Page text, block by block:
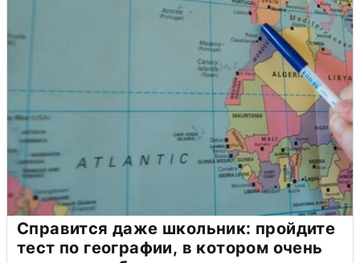
Справится даже школьник: пройдите
тест по географии, в котором очень